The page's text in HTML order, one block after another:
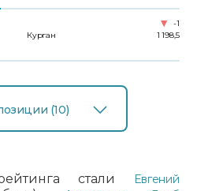
Курган 1 198,5
-1
(10)
стали
Евгений